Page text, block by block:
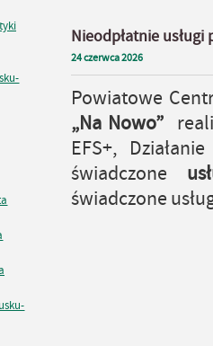
Nieodpłatnie usługi
24czerwca2026
Powiatowe
„Na Nowo”
EFS+,
świadczone
świadczone